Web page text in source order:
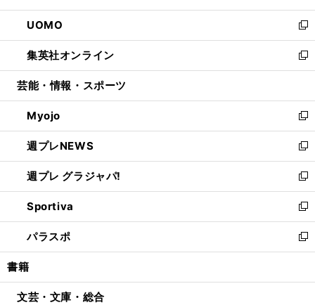
開
く
ウ
で
開
く
ン
ド
ウ
で
開
ウ
ィ
ン
ド
ウ
開
く
し
い
ウ
ィ
ン
ウ
で
開
く
UOMO
新
し
い
ウ
ン
ド
ウ
で
開
く
集英社オンライン
新
し
ウ
ィ
ン
ド
ウ
で
開
く
芸能・情報・スポーツ
Myojo
新
し
い
ウ
ィ
ン
ド
ウ
で
開
週プレNEWS
新
し
い
ウ
ィ
ン
ド
ウ
開
週プレ グラジャパ!
新
し
い
ウ
ィ
ン
ウ
Sportiva
新
し
い
ウ
ン
パラスポ
新
し
ウ
書籍
文芸・文庫・総合